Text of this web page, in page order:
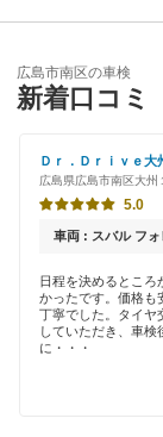
広島市安佐南区
広島市佐伯区
広島市中区
広島市西区
広島市東区
特典あり
クレジットカード
土日祝OK
代車あり
引取り・納車あり
「車検の速太郎」
オートバックス
チャレンジ車検
伊藤忠エネクス
車検のコバック
広島市南区の車検
新着口コミ
Ｄｒ．Ｄｒｉｖｅ大
広島県広島市南区大州
5.0
車両 : スバル フ
日程を決めるところ
かったです。価格も
丁寧でした。タイヤ
していただき、車検
に・・・